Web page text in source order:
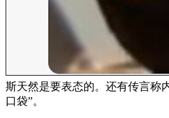
斯天然是要表态的。还有传言称
口袋”。